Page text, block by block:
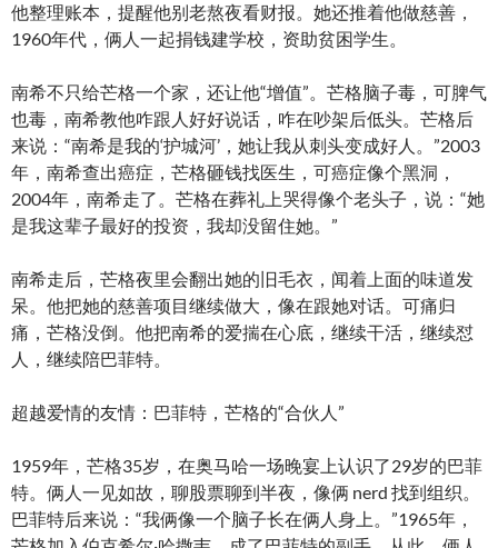
他整理账本，提醒他别老熬夜看财报。她还推着他做慈善，
1960年代，俩人一起捐钱建学校，资助贫困学生。
南希不只给芒格一个家，还让他“增值”。芒格脑子毒，可脾气
也毒，南希教他咋跟人好好说话，咋在吵架后低头。芒格后
来说：“南希是我的‘护城河’，她让我从刺头变成好人。”2003
年，南希查出癌症，芒格砸钱找医生，可癌症像个黑洞，
2004年，南希走了。芒格在葬礼上哭得像个老头子，说：“她
是我这辈子最好的投资，我却没留住她。”
南希走后，芒格夜里会翻出她的旧毛衣，闻着上面的味道发
呆。他把她的慈善项目继续做大，像在跟她对话。可痛归
痛，芒格没倒。他把南希的爱揣在心底，继续干活，继续怼
人，继续陪巴菲特。
超越爱情的友情：巴菲特，芒格的“合伙人”
1959年，芒格35岁，在奥马哈一场晚宴上认识了29岁的巴菲
特。俩人一见如故，聊股票聊到半夜，像俩 nerd 找到组织。
巴菲特后来说：“我俩像一个脑子长在俩人身上。”1965年，